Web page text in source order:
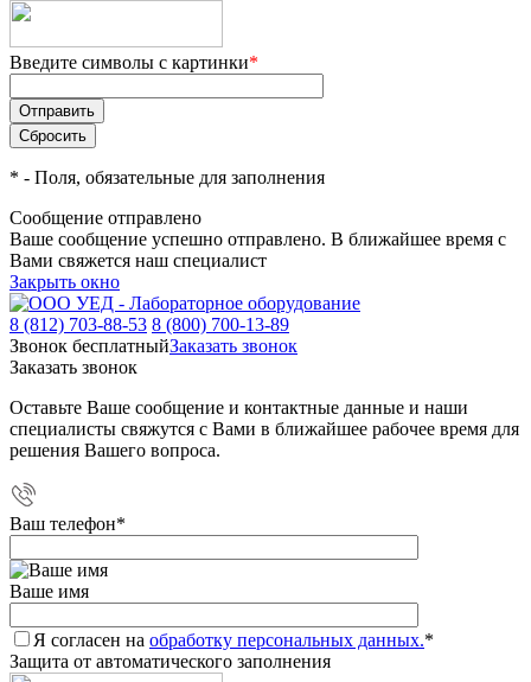
Введите символы с картинки*
* - Поля, обязательные для заполнения
Сообщение отправлено
Ваше сообщение успешно отправлено. В ближайшее время с
Вами свяжется наш специалист
Закрыть окно
8 (812) 703-88-53 8 (800) 700-13-89
Звонок бесплатныйЗаказать звонок
Заказать звонок
Оставьте Ваше сообщение и контактные данные и наши
специалисты свяжутся с Вами в ближайшее рабочее время для
решения Вашего вопроса.
Ваш телефон*
Ваше имя
Я согласен на обработку персональных данных.*
Защита от автоматического заполнения